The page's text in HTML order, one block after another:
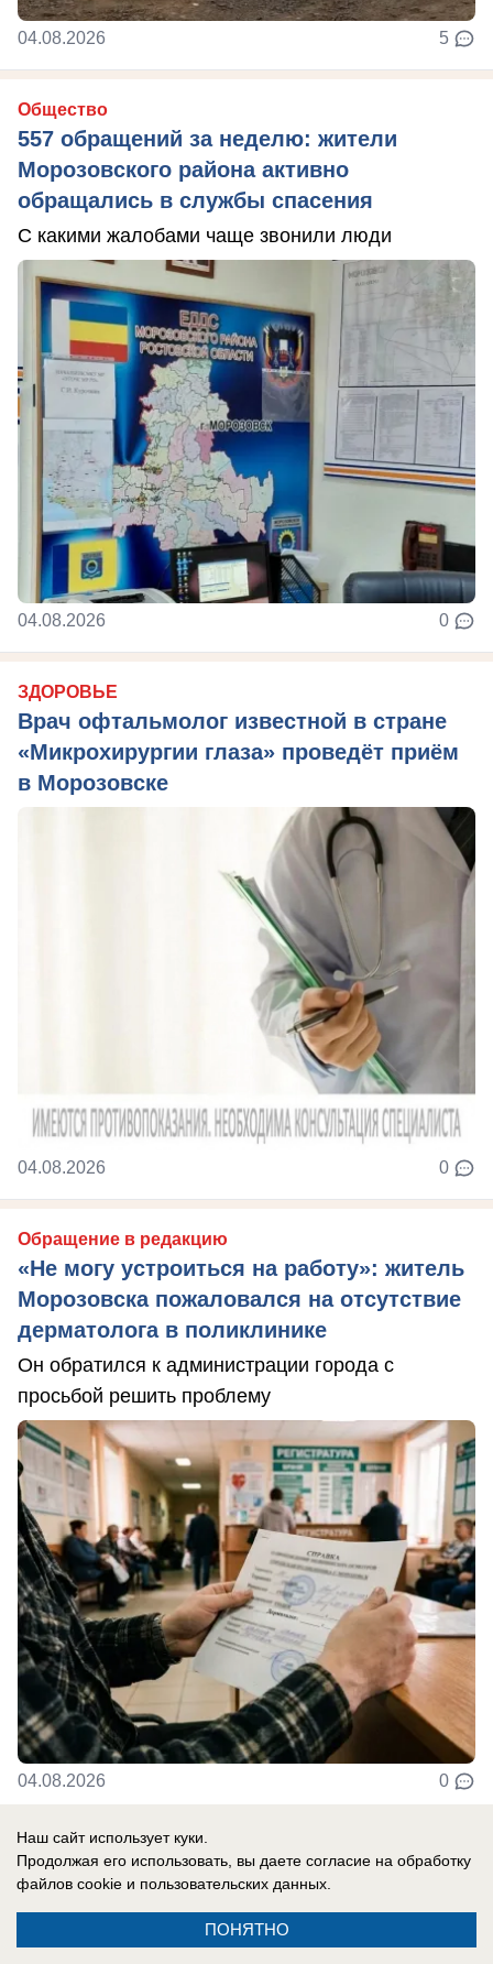
04.08.2026 5
Общество
557 обращений за неделю: жители
Морозовского района активно
обращались в службы спасения
С какими жалобами чаще звонили люди
04.08.2026 0
ЗДОРОВЬЕ
Врач офтальмолог известной в стране
«Микрохирургии глаза» проведёт приём
в Морозовске
04.08.2026 0
Обращение в редакцию
«Не могу устроиться на работу»: житель
Морозовска пожаловался на отсутствие
дерматолога в поликлинике
Он обратился к администрации города с
просьбой решить проблему
04.08.2026 0
Общество
В хуторах Морозовского района стало
светлее
Новые фонари установили за счет местного
Наш сайт использует куки.
Продолжая его использовать, вы даете согласие на обработку
файлов cookie и пользовательских данных.
ПОНЯТНО